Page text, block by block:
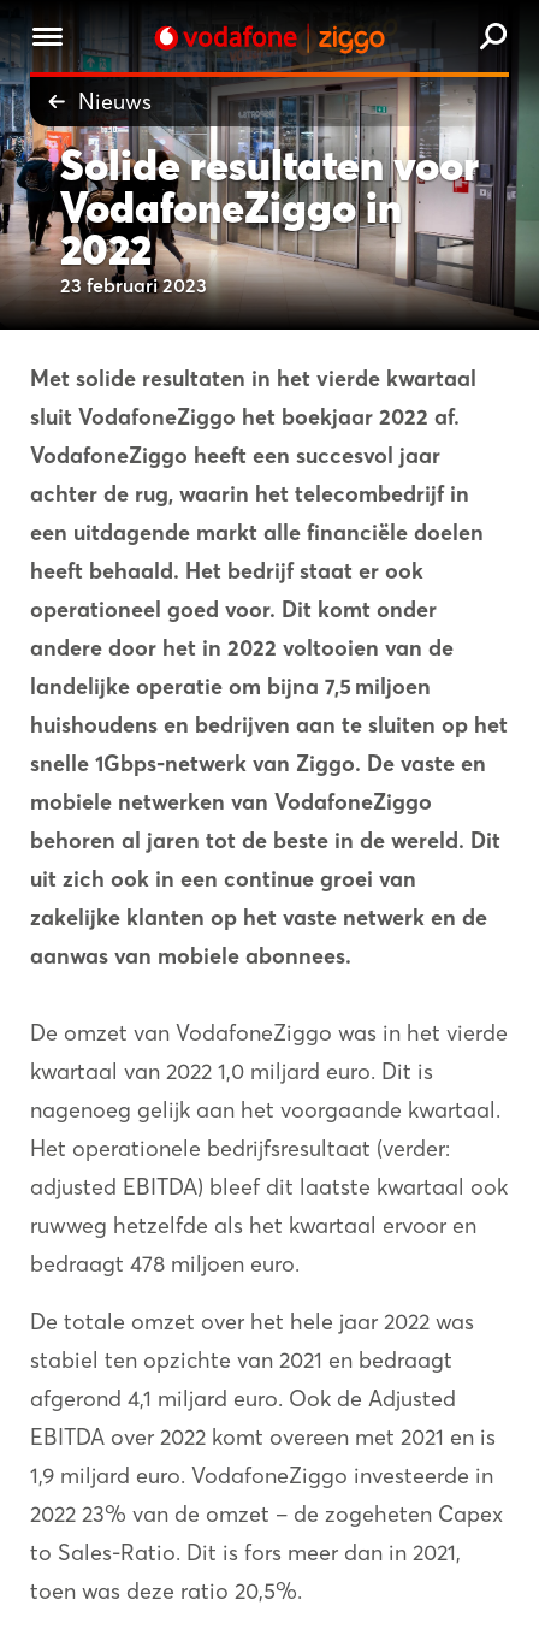
Nieuws
Solide resultaten voor
VodafoneZiggo in
2022
23 februari 2023
Met solide resultaten in het vierde kwartaal
sluit VodafoneZiggo het boekjaar 2022 af.
VodafoneZiggo heeft een succesvol jaar
achter de rug, waarin het telecombedrijf in
een uitdagende markt alle financiële doelen
heeft behaald. Het bedrijf staat er ook
operationeel goed voor. Dit komt onder
andere door het in 2022 voltooien van de
landelijke operatie om bijna 7,5 miljoen
huishoudens en bedrijven aan te sluiten op het
snelle 1Gbps-netwerk van Ziggo. De vaste en
mobiele netwerken van VodafoneZiggo
behoren al jaren tot de beste in de wereld. Dit
uit zich ook in een continue groei van
zakelijke klanten op het vaste netwerk en de
aanwas van mobiele abonnees.
De omzet van VodafoneZiggo was in het vierde
kwartaal van 2022 1,0 miljard euro. Dit is
nagenoeg gelijk aan het voorgaande kwartaal.
Het operationele bedrijfsresultaat (verder:
adjusted EBITDA) bleef dit laatste kwartaal ook
ruwweg hetzelfde als het kwartaal ervoor en
bedraagt 478 miljoen euro.
De totale omzet over het hele jaar 2022 was
stabiel ten opzichte van 2021 en bedraagt
afgerond 4,1 miljard euro. Ook de Adjusted
EBITDA over 2022 komt overeen met 2021 en is
1,9 miljard euro. VodafoneZiggo investeerde in
2022 23% van de omzet – de zogeheten Capex
to Sales-Ratio. Dit is fors meer dan in 2021,
toen was deze ratio 20,5%.